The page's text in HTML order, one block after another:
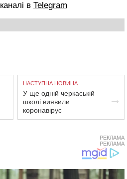
в Telegram
НАСТУПНА НОВИНА
У ще одній черкаській
школі виявили
коронавірус
РЕКЛАМА
РЕКЛАМА